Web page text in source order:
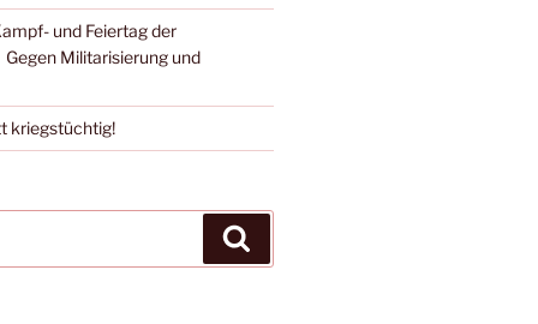
und Feiertag der
Militarisierung und
kriegstüchtig!